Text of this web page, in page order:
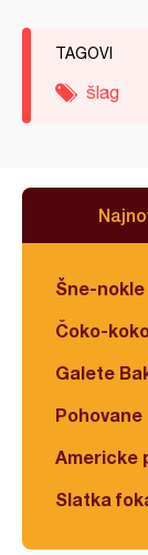
TAGOVI
šlag
Šne-
Čoko-
Galete
Americke
Slatka